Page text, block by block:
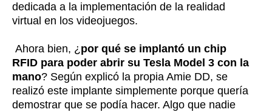
dedicada a la implementación de la realidad
virtual en los videojuegos.
Ahora bien, ¿por qué se implantó un chip
RFID para poder abrir su Tesla Model 3 con la
mano? Según explicó la propia Amie DD, se
realizó este implante simplemente porque quería
demostrar que se podía hacer. Algo que nadie